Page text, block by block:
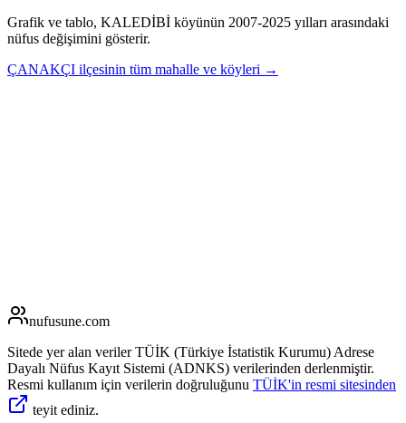
Grafik ve tablo, KALEDİBİ köyünün 2007-2025 yılları arasındaki
nüfus değişimini gösterir.
ÇANAKÇI ilçesinin tüm mahalle ve köyleri →
nufusune.com
Sitede yer alan veriler TÜİK (Türkiye İstatistik Kurumu) Adrese
Dayalı Nüfus Kayıt Sistemi (ADNKS) verilerinden derlenmiştir.
Resmi kullanım için verilerin doğruluğunu TÜİK'in resmi sitesinden
teyit ediniz.